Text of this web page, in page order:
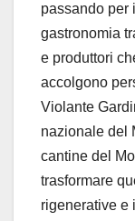
passando per
gastronomia
e produttori
accolgono
Violante
nazionale del
cantine del
trasformare
rigenerative e